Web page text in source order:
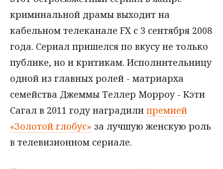
криминальной драмы выходит на
кабельном телеканале FX с 3 сентября 2008
года. Сериал пришелся по вкусу не только
публике, но и критикам. Исполнительницу
одной из главных ролей - матриарха
семейства Джеммы Теллер Морроу - Кэти
Сагал в 2011 году наградили премией
«Золотой глобус» за лучшую женскую роль
в телевизионном сериале.